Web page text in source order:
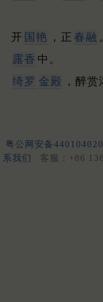
开 国艳 ，正 春融
露香 中。
绮罗 金殿 ，醉
粤公网安备
系我们
客服：+86